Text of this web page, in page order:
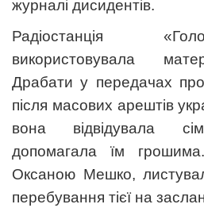
журналі дисидентів.
Радіостанція
використовувала
Драбати у передачах
після масових арештів
вона відвідувала
допомагала їм
Оксаною Мешко,
перебування тієї на